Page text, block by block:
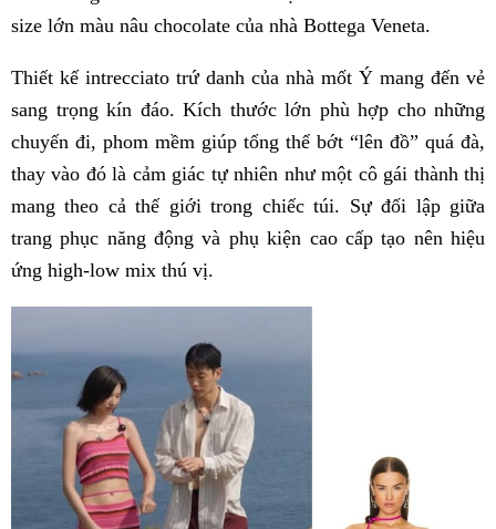
size lớn màu nâu chocolate của nhà Bottega Veneta.
Thiết kế intrecciato trứ danh của nhà mốt Ý mang đến vẻ
sang trọng kín đáo. Kích thước lớn phù hợp cho những
chuyến đi, phom mềm giúp tổng thể bớt “lên đồ” quá đà,
thay vào đó là cảm giác tự nhiên như một cô gái thành thị
mang theo cả thế giới trong chiếc túi. Sự đối lập giữa
trang phục năng động và phụ kiện cao cấp tạo nên hiệu
ứng high-low mix thú vị.